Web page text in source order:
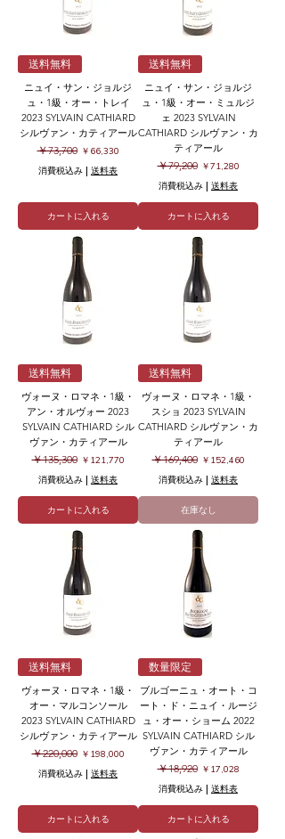
送料無料
ニュイ・サン・ジョルジ
ュ・1級・オー・トレイ
2023 SYLVAIN CATHIARD
シルヴァン・カティアール
通常価格
￥73,700 セール価格
￥66,330
消費税込み | 送料表
カートに入れる
送料無料
ニュイ・サン・ジョルジ
ュ・1級・オー・ミュルジ
ェ 2023 SYLVAIN
CATHIARD シルヴァン・カ
ティアール
通常価格
￥79,200 セール価格
￥71,280
消費税込み | 送料表
カートに入れる
送料無料
ヴォーヌ・ロマネ・1級・
アン・オルヴォー 2023
SYLVAIN CATHIARD シル
ヴァン・カティアール
通常価格
￥135,300 セール価格
￥121,770
消費税込み | 送料表
カートに入れる
送料無料
ヴォーヌ・ロマネ・1級・
スショ 2023 SYLVAIN
CATHIARD シルヴァン・カ
ティアール
通常価格
￥169,400 セール価格
￥152,460
消費税込み | 送料表
在庫なし
送料無料
ヴォーヌ・ロマネ・1級・
オー・マルコンソール
2023 SYLVAIN CATHIARD
シルヴァン・カティアール
通常価格
￥220,000 セール価格
￥198,000
消費税込み | 送料表
カートに入れる
数量限定
ブルゴーニュ・オート・コ
ート・ド・ニュイ・ルージ
ュ・オー・ショーム 2022
SYLVAIN CATHIARD シル
ヴァン・カティアール
通常価格
￥18,920 セール価格
￥17,028
消費税込み | 送料表
カートに入れる